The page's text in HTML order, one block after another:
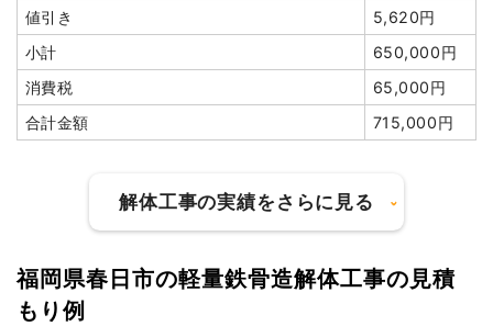
値引き
5,620円
小計
650,000円
消費税
65,000円
合計金額
715,000円
解体工事の実績をさらに見る
建物の種類/構造
福岡県春日市の軽量鉄骨造解体工事の見積
もり例